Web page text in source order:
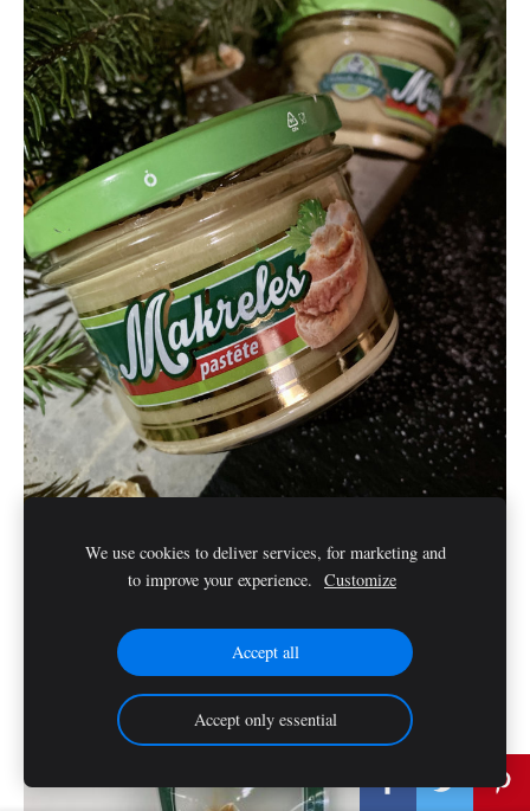
Makrelenpastete (180 g)
We use cookies to deliver services, for marketing and
to improve your experience. Customize
Accept all
Accept only essential